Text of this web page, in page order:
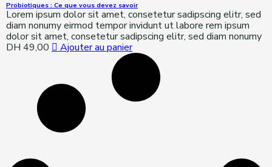
Probiotiques : Ce que vous devez savoir
Lorem ipsum dolor sit amet, consetetur sadipscing elitr, sed
diam nonumy eirmod tempor invidunt ut labore rem ipsum
dolor sit amet, consetetur sadipscing elitr, sed diam nonumy
DH 49,00 Ajouter au panier